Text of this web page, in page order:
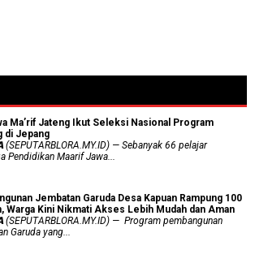
Ma’rif Jateng Ikut Seleksi Nasional Program
di Jepang
— Sebanyak 66 pelajar
Pendidikan Maarif Jawa...
Jembatan Garuda Desa Kapuan Rampung 100
Warga Kini Nikmati Akses Lebih Mudah dan Aman
— Program pembangunan
Garuda yang...